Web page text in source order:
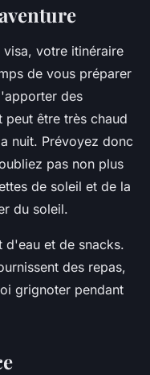
votre itinéraire
de vous préparer
des
peut être très chaud
nuit. Prévoyez donc
pas non plus
de soleil et de la
du soleil.
d'eau et de snacks.
des repas,
grignoter pendant